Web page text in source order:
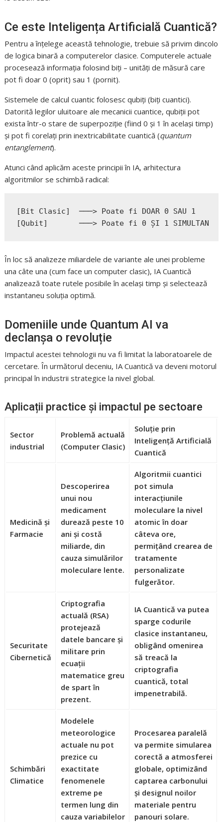
Ce este Inteligența Artificială Cuantică?
Pentru a înțelege această tehnologie, trebuie să privim dincolo
de logica binară a computerelor clasice. Computerele actuale
procesează informația folosind biți – unități de măsură care
pot fi doar 0 (oprit) sau 1 (pornit).
Sistemele de calcul cuantic folosesc qubiți (biți cuantici).
Datorită legilor uluitoare ale mecanicii cuantice, qubiții pot
exista într-o stare de superpoziție (fiind 0 și 1 în același timp)
și pot fi corelați prin inextricabilitate cuantică (quantum
entanglement).
Atunci când aplicăm aceste principii în IA, arhitectura
algoritmilor se schimbă radical:
[Bit Clasic]  ───> Poate fi DOAR 0 SAU 1
În loc să analizeze miliardele de variante ale unei probleme
una câte una (cum face un computer clasic), IA Cuantică
analizează toate rutele posibile în același timp și selectează
instantaneu soluția optimă.
Domeniile unde Quantum AI va
declanșa o revoluție
Impactul acestei tehnologii nu va fi limitat la laboratoarele de
cercetare. În următorul deceniu, IA Cuantică va deveni motorul
principal în industrii strategice la nivel global.
Aplicații practice și impactul pe sectoare
Sector
industrial
Problemă actuală
(Computer Clasic)
Soluție prin
Inteligență Artificială
Cuantică
Medicină și
Farmacie
Descoperirea
unui nou
medicament
durează peste 10
ani și costă
miliarde, din
cauza simulărilor
moleculare lente.
Algoritmii cuantici
pot simula
interacțiunile
moleculare la nivel
atomic în doar
câteva ore,
permițând crearea de
tratamente
personalizate
fulgerător.
Securitate
Cibernetică
Criptografia
actuală (RSA)
protejează
datele bancare și
militare prin
ecuații
matematice greu
de spart în
prezent.
IA Cuantică va putea
sparge codurile
clasice instantaneu,
obligând omenirea
să treacă la
criptografia
cuantică, total
impenetrabilă.
Schimbări
Climatice
Modelele
meteorologice
actuale nu pot
prezice cu
exactitate
fenomenele
extreme pe
termen lung din
cauza variabilelor
Procesarea paralelă
va permite simularea
corectă a atmosferei
globale, optimizând
captarea carbonului
și designul noilor
materiale pentru
panouri solare.